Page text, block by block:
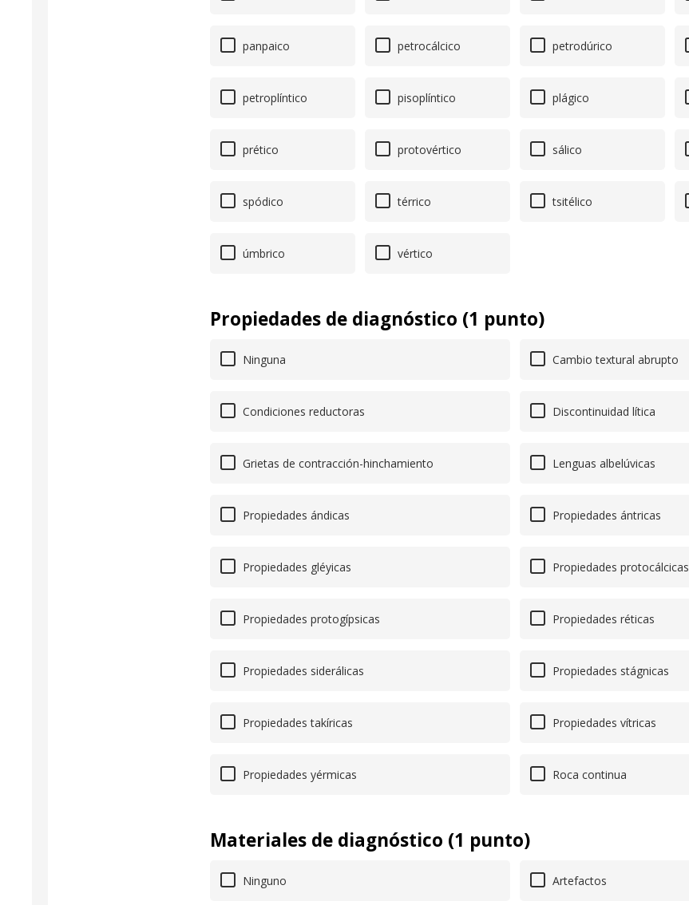
panpaico petrocálcico petrodúrico
petroplíntico pisoplíntico plágico
prético protovértico sálico
spódico térrico tsitélico
úmbrico vértico
Propiedades de diagnóstico (1 punto)
Ninguna Cambio textural abrupto
Condiciones reductoras Discontinuidad lítica
Grietas de contracción-hinchamiento Lenguas albelúvicas
Propiedades ándicas Propiedades ántricas
Propiedades gléyicas Propiedades protocálcicas
Propiedades protogípsicas Propiedades réticas
Propiedades siderálicas Propiedades stágnicas
Propiedades takíricas Propiedades vítricas
Propiedades yérmicas Roca continua
Materiales de diagnóstico (1 punto)
Ninguno Artefactos